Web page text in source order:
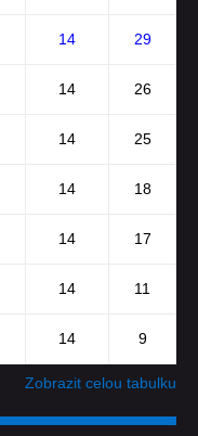
14 29
14 26
14 25
14 18
14 17
14 11
14 9
Zobrazit celou tabulku